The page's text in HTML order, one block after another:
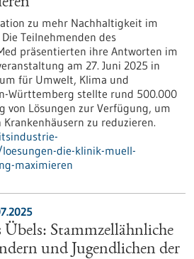
zu mehr Nachhaltigkeit im
Teilnehmenden des
präsentierten ihre Antworten im
am 27. Juni 2025 in
für Umwelt, Klima und
Württemberg stellte rund 500.000
von Lösungen zur Verfügung, um
zu reduzieren.
die-klinik-muell-
maximieren
Stammzellähnliche
und Jugendlichen der